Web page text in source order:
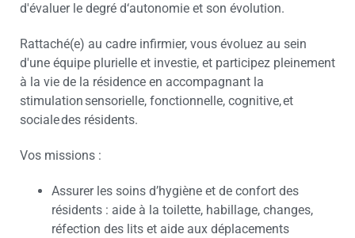
d'évaluer le degré d‘autonomie et son évolution.
Rattaché(e) au cadre infirmier, vous évoluez au sein
d'une équipe plurielle et investie, et participez pleinement
à la vie de la résidence en accompagnant la
stimulation sensorielle, fonctionnelle, cognitive, et
sociale des résidents.
Vos missions :
Assurer les soins d’hygiène et de confort des
résidents : aide à la toilette, habillage, changes,
réfection des lits et aide aux déplacements